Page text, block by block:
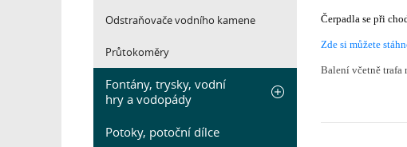
Odstraňovače vodního kamene
Průtokoměry
Fontány, trysky, vodní
hry a vodopády
Potoky, potoční dílce
Čerpadla se při
Zde si můžete
Balení včetně trafa